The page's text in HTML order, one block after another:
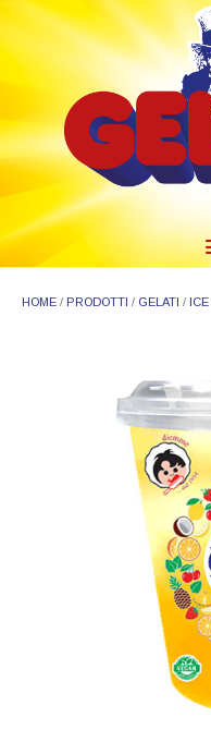
HOME / PRODOTTI / GELATI / ICE